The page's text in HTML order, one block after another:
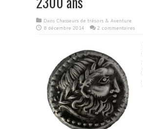
Dans Chasseurs de trésors & Aventure
8 décembre 2014
2 commentaires